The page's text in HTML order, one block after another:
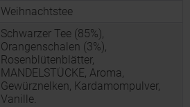
Weihnachtstee
Schwarzer Tee (85%),
Orangenschalen (3%),
Rosenblütenblätter,
MANDELSTÜCKE, Aroma,
Gewürznelken, Kardamompulver,
Vanille.